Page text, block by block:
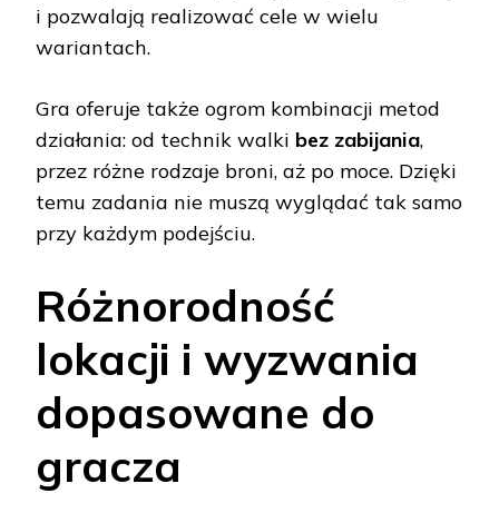
i pozwalają realizować cele w wielu
wariantach.
Gra oferuje także ogrom kombinacji metod
działania: od technik walki bez zabijania,
przez różne rodzaje broni, aż po moce. Dzięki
temu zadania nie muszą wyglądać tak samo
przy każdym podejściu.
Różnorodność
lokacji i wyzwania
dopasowane do
gracza